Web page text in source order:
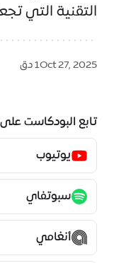
التقنية التي
Oct 27, 20251 دق
تابع البودكاست
يوتيوب
سبوتفاي
أنغامي